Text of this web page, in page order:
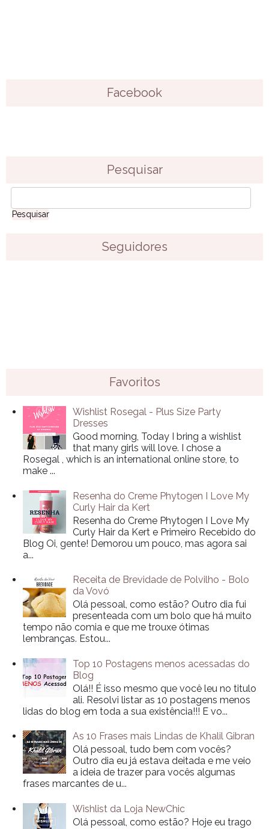
Facebook
Pesquisar
Seguidores
Favoritos
Wishlist Rosegal - Plus Size Party
Dresses
Good morning, Today I bring a wishlist
that many girls will love. I chose a
Rosegal , which is an international online store, to
make ...
Resenha do Creme Phytogen I Love My
Curly Hair da Kert
Resenha do Creme Phytogen I Love My
Curly Hair da Kert e Primeiro Recebido do
Blog Oi, gente! Demorou um pouco, mas agora sai
a...
Receita de Brevidade de Polvilho - Bolo
da Vovó
Olá pessoal, como estão? Outro dia fui
presenteada com um bolo que há muito
tempo não comia e que me trouxe ótimas
lembranças. Estou...
Top 10 Postagens menos acessadas do
Blog
Olá!! É isso mesmo que você leu no titulo
ali. Resolvi listar as 10 postagens menos
lidas do blog em toda a sua existência!!! E vo...
As 10 Frases mais Lindas de Khalil Gibran
Olá pessoal, tudo bem com vocês?
Outro dia eu já estava deitada e me veio
a ideia de trazer para vocês algumas
frases marcantes de u...
Wishlist da Loja NewChic
Olá pessoal, como estão? Hoje eu trago